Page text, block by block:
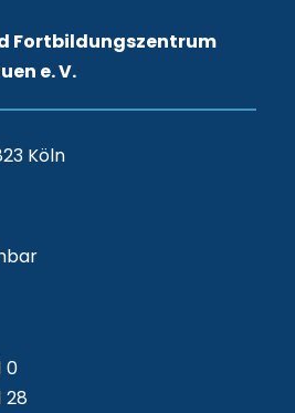
Fortbildungszentrum
e. V.
Köln
0
28